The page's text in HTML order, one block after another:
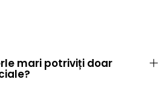
mari potriviți doar